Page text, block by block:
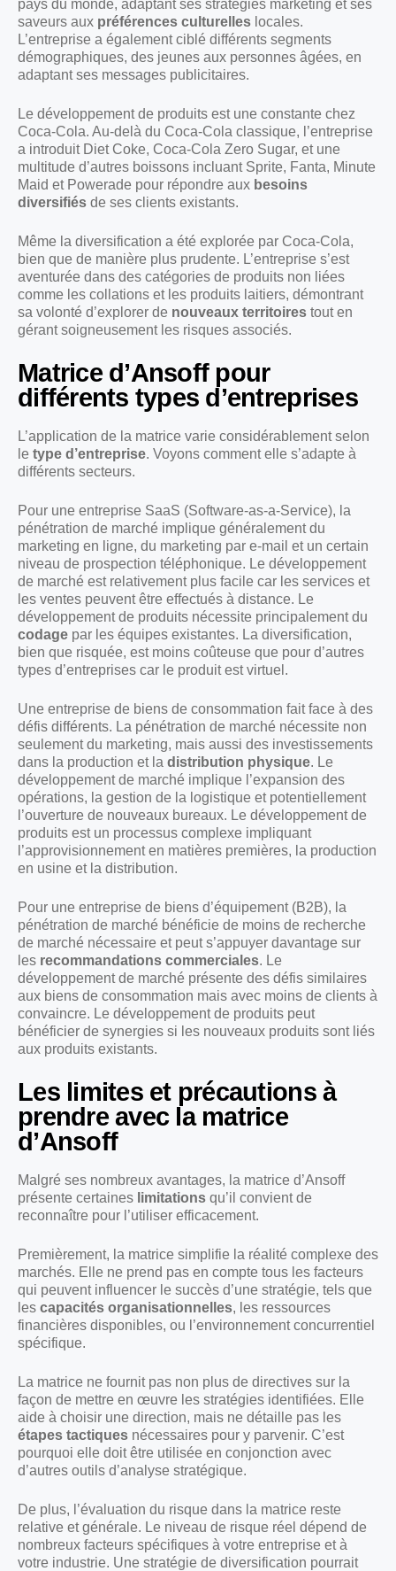
pays du monde, adaptant ses stratégies marketing et ses
saveurs aux préférences culturelles locales.
L’entreprise a également ciblé différents segments
démographiques, des jeunes aux personnes âgées, en
adaptant ses messages publicitaires.
Le développement de produits est une constante chez
Coca-Cola. Au-delà du Coca-Cola classique, l’entreprise
a introduit Diet Coke, Coca-Cola Zero Sugar, et une
multitude d’autres boissons incluant Sprite, Fanta, Minute
Maid et Powerade pour répondre aux besoins
diversifiés de ses clients existants.
Même la diversification a été explorée par Coca-Cola,
bien que de manière plus prudente. L’entreprise s’est
aventurée dans des catégories de produits non liées
comme les collations et les produits laitiers, démontrant
sa volonté d’explorer de nouveaux territoires tout en
gérant soigneusement les risques associés.
Matrice d’Ansoff pour
différents types d’entreprises
L’application de la matrice varie considérablement selon
le type d’entreprise. Voyons comment elle s’adapte à
différents secteurs.
Pour une entreprise SaaS (Software-as-a-Service), la
pénétration de marché implique généralement du
marketing en ligne, du marketing par e-mail et un certain
niveau de prospection téléphonique. Le développement
de marché est relativement plus facile car les services et
les ventes peuvent être effectués à distance. Le
développement de produits nécessite principalement du
codage par les équipes existantes. La diversification,
bien que risquée, est moins coûteuse que pour d’autres
types d’entreprises car le produit est virtuel.
Une entreprise de biens de consommation fait face à des
défis différents. La pénétration de marché nécessite non
seulement du marketing, mais aussi des investissements
dans la production et la distribution physique. Le
développement de marché implique l’expansion des
opérations, la gestion de la logistique et potentiellement
l’ouverture de nouveaux bureaux. Le développement de
produits est un processus complexe impliquant
l’approvisionnement en matières premières, la production
en usine et la distribution.
Pour une entreprise de biens d’équipement (B2B), la
pénétration de marché bénéficie de moins de recherche
de marché nécessaire et peut s’appuyer davantage sur
les recommandations commerciales. Le
développement de marché présente des défis similaires
aux biens de consommation mais avec moins de clients à
convaincre. Le développement de produits peut
bénéficier de synergies si les nouveaux produits sont liés
aux produits existants.
Les limites et précautions à
prendre avec la matrice
d’Ansoff
Malgré ses nombreux avantages, la matrice d’Ansoff
présente certaines limitations qu’il convient de
reconnaître pour l’utiliser efficacement.
Premièrement, la matrice simplifie la réalité complexe des
marchés. Elle ne prend pas en compte tous les facteurs
qui peuvent influencer le succès d’une stratégie, tels que
les capacités organisationnelles, les ressources
financières disponibles, ou l’environnement concurrentiel
spécifique.
La matrice ne fournit pas non plus de directives sur la
façon de mettre en œuvre les stratégies identifiées. Elle
aide à choisir une direction, mais ne détaille pas les
étapes tactiques nécessaires pour y parvenir. C’est
pourquoi elle doit être utilisée en conjonction avec
d’autres outils d’analyse stratégique.
De plus, l’évaluation du risque dans la matrice reste
relative et générale. Le niveau de risque réel dépend de
nombreux facteurs spécifiques à votre entreprise et à
votre industrie. Une stratégie de diversification pourrait